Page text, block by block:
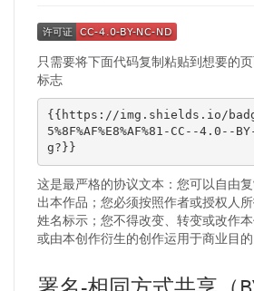
只需要将下面代码复制粘贴到想要的
标志
{{https://img.shields.io/badge/
5%8F%AF%E8%AF%81-CC--4.0--
g?}}
这是最严格的协议文本：您可以自由
出本作品；您必须按照作者或授权人
姓名标示；您不得改变、转变或改作
或由本创作衍生的创作运用于商业目的